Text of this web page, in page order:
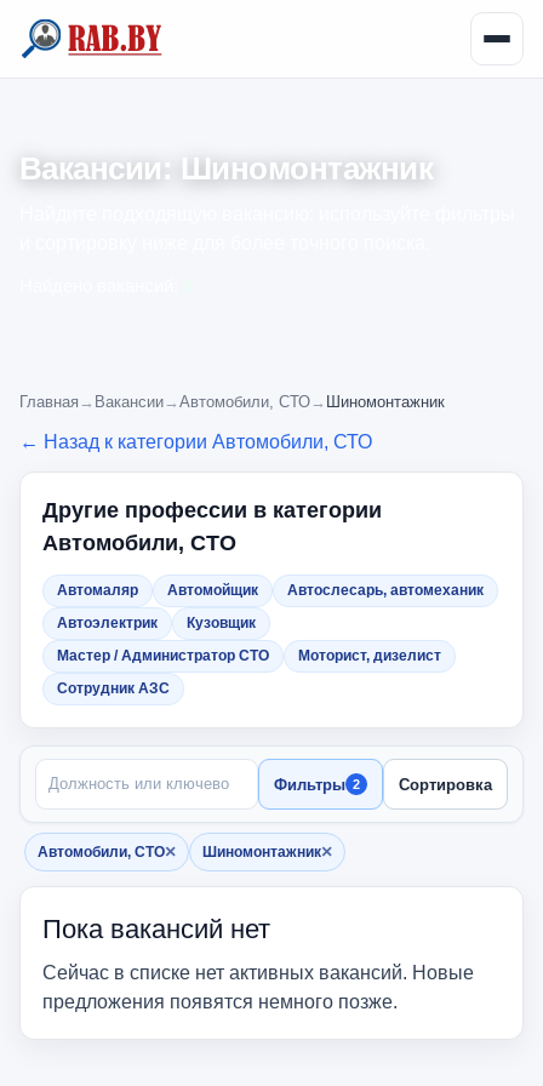
Вакансии: Шиномонтажник
Главная → Вакансии→ Автомобили, СТО→ Шиномонтажник
← Назад к категории Автомобили, СТО
Другие профессии в категории
Автомобили, СТО
Автомаляр Автомойщик
Автослесарь, автомеханик
Автоэлектрик
Кузовщик
Мастер / Администратор СТО
Моторист, дизелист
Сотрудник АЗС
ПОИСК ПО НАЗВАНИЮ
Фильтры 2 Сортировка
Автомобили, СТО×
Убрать фильтр
Шиномонтажник×
Убрать фильтр
Пока вакансий нет
Сейчас в списке нет активных вакансий. Новые
предложения появятся немного позже.